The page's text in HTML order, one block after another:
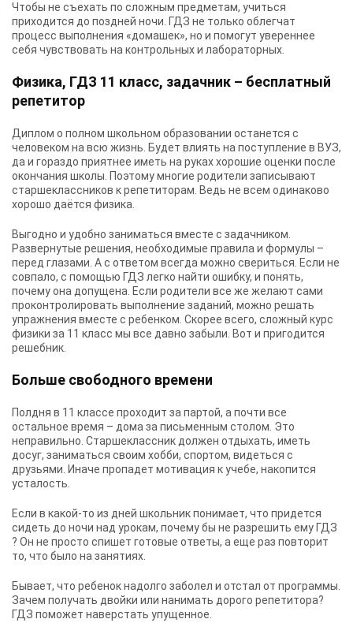
Чтобы не съехать по сложным предметам, учиться
приходится до поздней ночи. ГДЗ не только облегчат
процесс выполнения «домашек», но и помогут увереннее
себя чувствовать на контрольных и лабораторных.
Физика, ГДЗ 11 класс, задачник – бесплатный
репетитор
Диплом о полном школьном образовании останется с
человеком на всю жизнь. Будет влиять на поступление в ВУЗ,
да и гораздо приятнее иметь на руках хорошие оценки после
окончания школы. Поэтому многие родители записывают
старшеклассников к репетиторам. Ведь не всем одинаково
хорошо даётся физика.
Выгодно и удобно заниматься вместе с задачником.
Развернутые решения, необходимые правила и формулы –
перед глазами. А с ответом всегда можно свериться. Если не
совпало, с помощью ГДЗ легко найти ошибку, и понять,
почему она допущена. Если родители все же желают сами
проконтролировать выполнение заданий, можно решать
упражнения вместе с ребенком. Скорее всего, сложный курс
физики за 11 класс мы все давно забыли. Вот и пригодится
решебник.
Больше свободного времени
Полдня в 11 классе проходит за партой, а почти все
остальное время – дома за письменным столом. Это
неправильно. Старшеклассник должен отдыхать, иметь
досуг, заниматься своим хобби, спортом, видеться с
друзьями. Иначе пропадет мотивация к учебе, накопится
усталость.
Если в какой-то из дней школьник понимает, что придется
сидеть до ночи над урокам, почему бы не разрешить ему ГДЗ
? Он не просто спишет готовые ответы, а еще раз повторит
то, что было на занятиях.
Бывает, что ребенок надолго заболел и отстал от программы.
Зачем получать двойки или нанимать дорого репетитора?
ГДЗ поможет наверстать упущенное.